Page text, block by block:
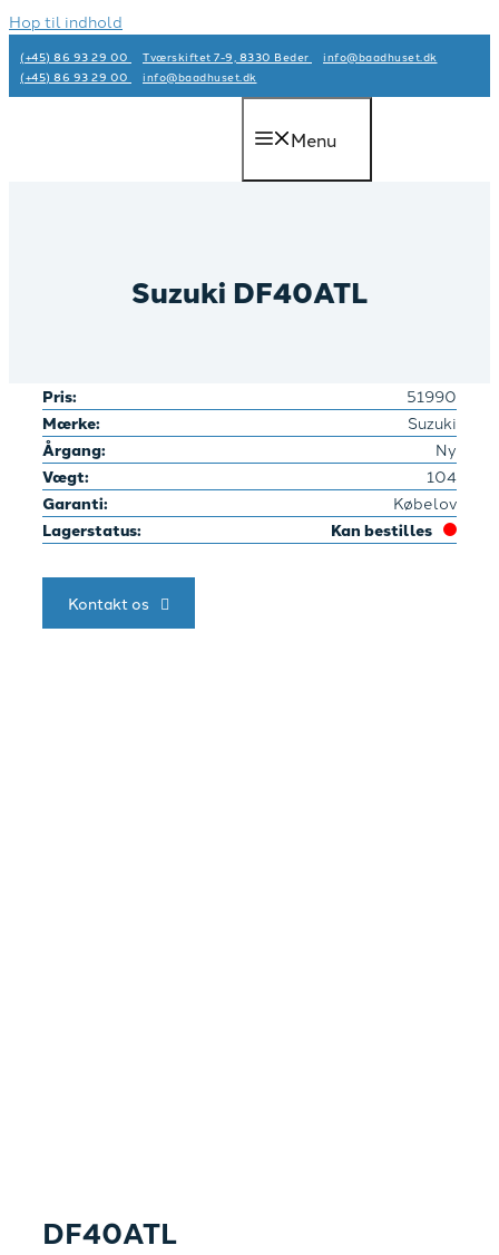
Hop til indhold
(+45) 86 93 29 00 Tværskiftet 7-9, 8330 Beder
info@baadhuset.dk​
(+45) 86 93 29 00
info@baadhuset.dk​
Menu
Suzuki DF40ATL
Pris: 51990
Mærke: Suzuki
Årgang: Ny
Vægt: 104
Garanti: Købelov
Lagerstatus: Kan bestilles
Kontakt os
DF40ATL